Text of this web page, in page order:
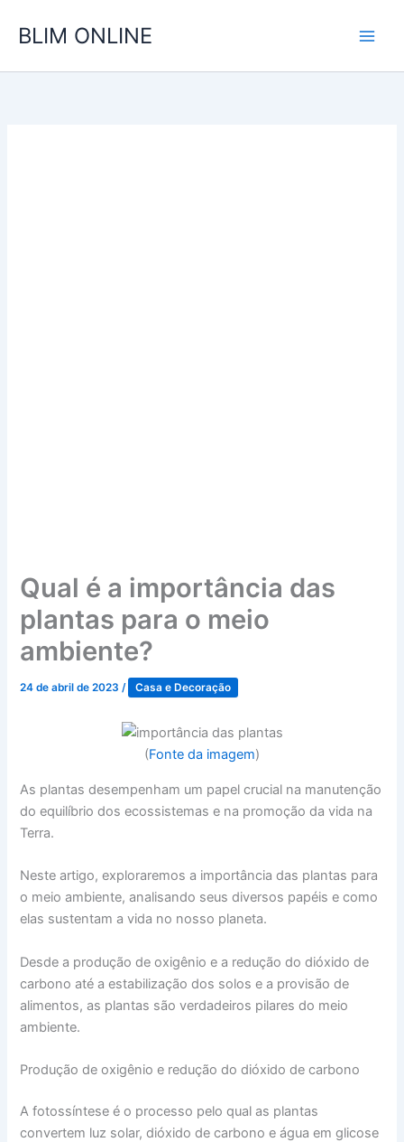
para
conteúdo
BLIM ONLINE
Qual é a importância das
plantas para o meio
ambiente?
24 de abril de 2023/ Casa e Decoração
(Fonte da imagem)
As plantas desempenham um papel crucial na manutenção
do equilíbrio dos ecossistemas e na promoção da vida na
Terra.
Neste artigo, exploraremos a importância das plantas para
o meio ambiente, analisando seus diversos papéis e como
elas sustentam a vida no nosso planeta.
Desde a produção de oxigênio e a redução do dióxido de
carbono até a estabilização dos solos e a provisão de
alimentos, as plantas são verdadeiros pilares do meio
ambiente.
Produção de oxigênio e redução do dióxido de carbono
A fotossíntese é o processo pelo qual as plantas
convertem luz solar, dióxido de carbono e água em glicose